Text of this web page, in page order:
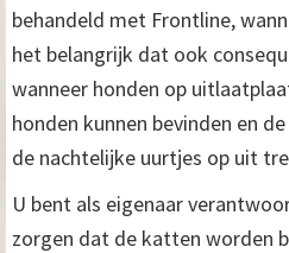
behandeld met Frontline,
het belangrijk dat ook
wanneer honden op
honden kunnen bevinden en
de nachtelijke uurtjes op uit
U bent als eigenaar
zorgen dat de katten worden